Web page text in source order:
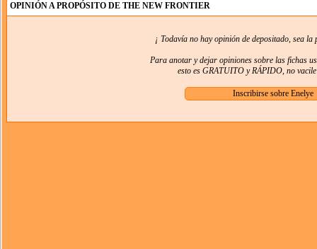
OPINIÓN A PROPÓSITO DE THE NEW FRONTIER
¡ Todavía no hay opinión de depositado, sea
Para anotar y dejar opiniones sobre las fichas
esto es GRATUITO y RÁPIDO, no